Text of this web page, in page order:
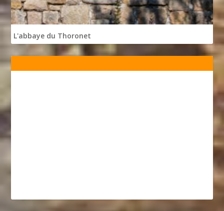
L'abbaye du Thoronet